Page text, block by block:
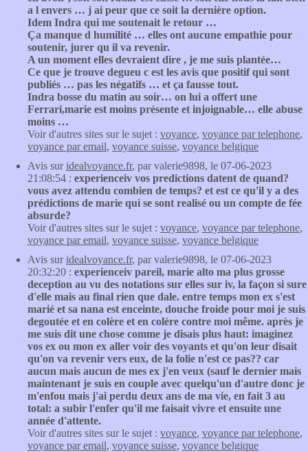
a l envers … j ai peur que ce soit la dernière option.
Idem Indra qui me soutenait le retour …
Ça manque d humilité … elles ont aucune empathie pour
soutenir, jurer qu il va revenir.
A un moment elles devraient dire , je me suis plantée…
Ce que je trouve degueu c est les avis que positif qui sont
publiés … pas les négatifs … et ça fausse tout.
Indra bosse du matin au soir… on lui a offert une
Ferrari,marie est moins présente et injoignable… elle abuse
moins …
Voir d'autres sites sur le sujet : voyance, voyance par telephone,
voyance par email, voyance suisse, voyance belgique
Avis suridealvoyance.fr, par valerie9898, le 07-06-2023
21:08:54 : experienceiv vos predictions datent de quand?
vous avez attendu combien de temps? et est ce qu'il y a des
prédictions de marie qui se sont realisé ou un compte de fée
absurde?
Voir d'autres sites sur le sujet : voyance, voyance par telephone,
voyance par email, voyance suisse, voyance belgique
Avis suridealvoyance.fr, par valerie9898, le 07-06-2023
20:32:20 : experienceiv pareil, marie alto ma plus grosse
deception au vu des notations sur elles sur iv, la façon si sure
d'elle mais au final rien que dale. entre temps mon ex s'est
marié et sa nana est enceinte, douche froide pour moi je suis
degoutée et en colère et en colère contre moi même. après je
me suis dit une chose comme je disais plus haut: imaginez
vos ex ou mon ex aller voir des voyants et qu'on leur disait
qu'on va revenir vers eux, de la folie n'est ce pas?? car
aucun mais aucun de mes ex j'en veux (sauf le dernier mais
maintenant je suis en couple avec quelqu'un d'autre donc je
m'enfou mais j'ai perdu deux ans de ma vie, en fait 3 au
total: a subir l'enfer qu'il me faisait vivre et ensuite une
année d'attente.
Voir d'autres sites sur le sujet : voyance, voyance par telephone,
voyance par email, voyance suisse, voyance belgique